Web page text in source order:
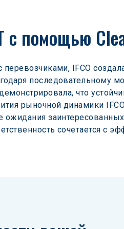
с помощью
IFCO
последовательному
что
рыночной динамики IFCO
сочетается с